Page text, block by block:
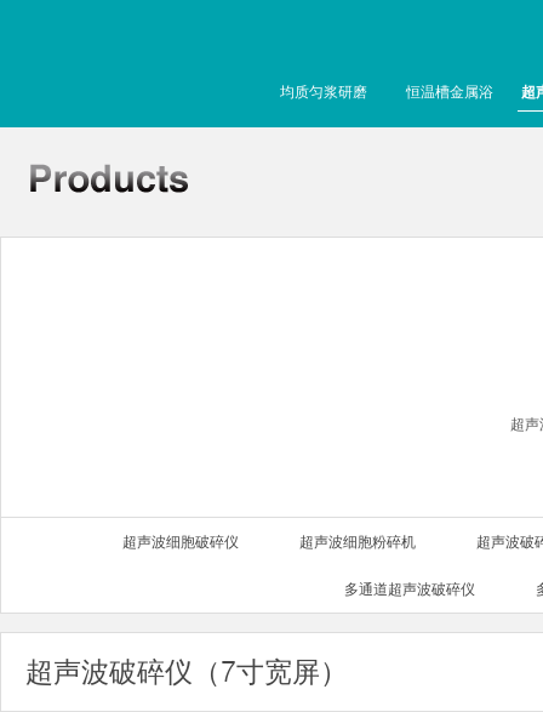
均质匀浆研磨 恒温槽金属浴 超
超
超声波细胞破碎仪 超声波细胞粉碎机 超声波破
多通道超声波破碎仪
超声波破碎仪（7寸宽屏）